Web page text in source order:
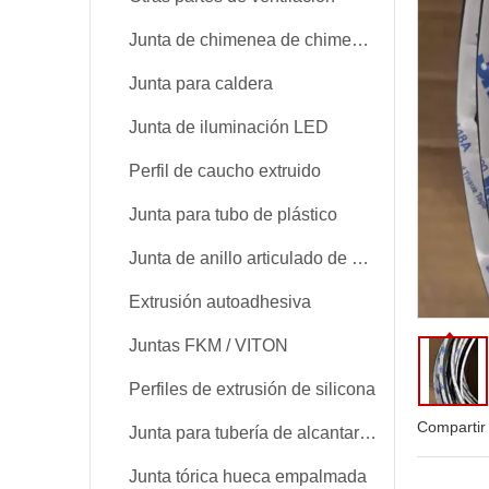
Junta de chimenea de chimenea
Junta para caldera
Junta de iluminación LED
Perfil de caucho extruido
Junta para tubo de plástico
Junta de anillo articulado de empalme
Extrusión autoadhesiva
Juntas FKM / VITON
Perfiles de extrusión de silicona
Junta para tubería de alcantarillado
Junta tórica hueca empalmada
Compartir